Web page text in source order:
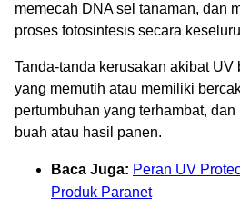
memecah DNA sel tanaman, dan
proses fotosintesis secara
Tanda-tanda kerusakan akibat
yang memutih atau memiliki
pertumbuhan yang terhambat,
buah atau hasil panen.
Baca Juga: Peran UV
Produk Paranet